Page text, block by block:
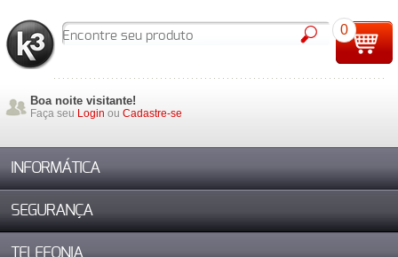
Boa noite visitante!
Faça seu Login ou Cadastre-se
0
INFORMÁTICA
SEGURANÇA
TELEFONIA